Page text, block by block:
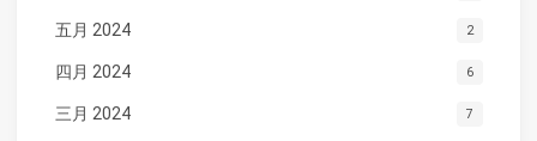
五月 2024 2
四月 2024 6
三月 2024 7